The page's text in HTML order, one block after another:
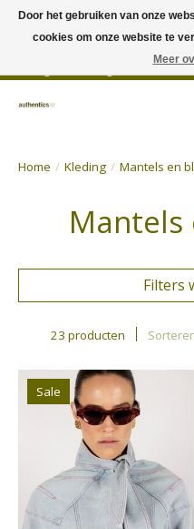
Wij hechten veel belang aan
Authentics - Plezantstraat 22 - 9220
Home / Kleding / Mantels en
Mantels
Filters
23 producten
Sale
Door het gebruiken van onze
cookies om onze website te
Meer